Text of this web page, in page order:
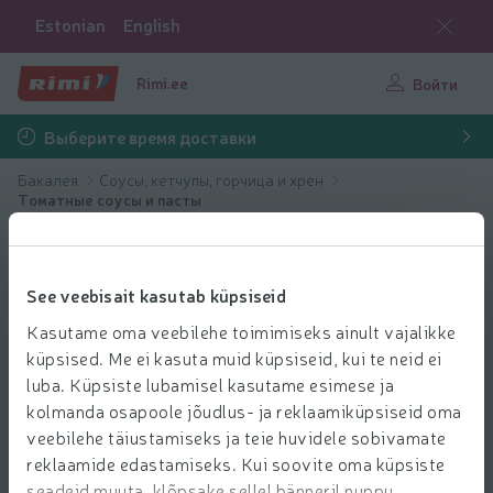
See veebisait kasutab küpsiseid
Kasutame oma veebilehe toimimiseks ainult vajalikke
küpsised. Me ei kasuta muid küpsiseid, kui te neid ei
luba. Küpsiste lubamisel kasutame esimese ja
kolmanda osapoole jõudlus- ja reklaamiküpsiseid oma
veebilehe täiustamiseks ja teie huvidele sobivamate
reklaamide edastamiseks. Kui soovite oma küpsiste
Estonian English
Rimi.ee Войти
Выберите время доставки
Бакалея
Соусы, кетчупы, горчица и хрен
Томатные соусы и пасты